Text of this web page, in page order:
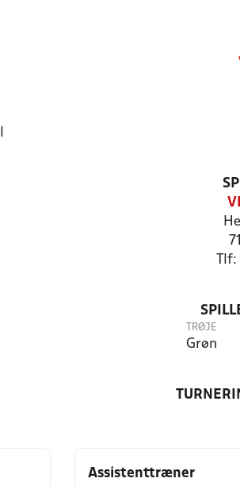
TRØJE
Grøn
Assistenttræner